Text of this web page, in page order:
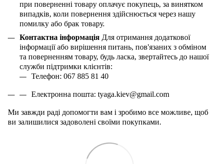
при поверненні товару оплачує покупець, за винятком
випадків, коли повернення здійснюється через нашу
помилку або брак товару.
Контактна інформація Для отримання додаткової
інформації або вирішення питань, пов'язаних з обміном
та поверненням товару, будь ласка, звертайтесь до нашої
служби підтримки клієнтів:
Телефон: 067 885 81 40
Електронна пошта: tyaga.kiev@gmail.com
Ми завжди раді допомогти вам і зробимо все можливе, щоб
ви залишилися задоволені своїми покупками.